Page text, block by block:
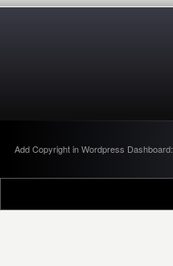
Add Copyright in Wordpress Dashboard: